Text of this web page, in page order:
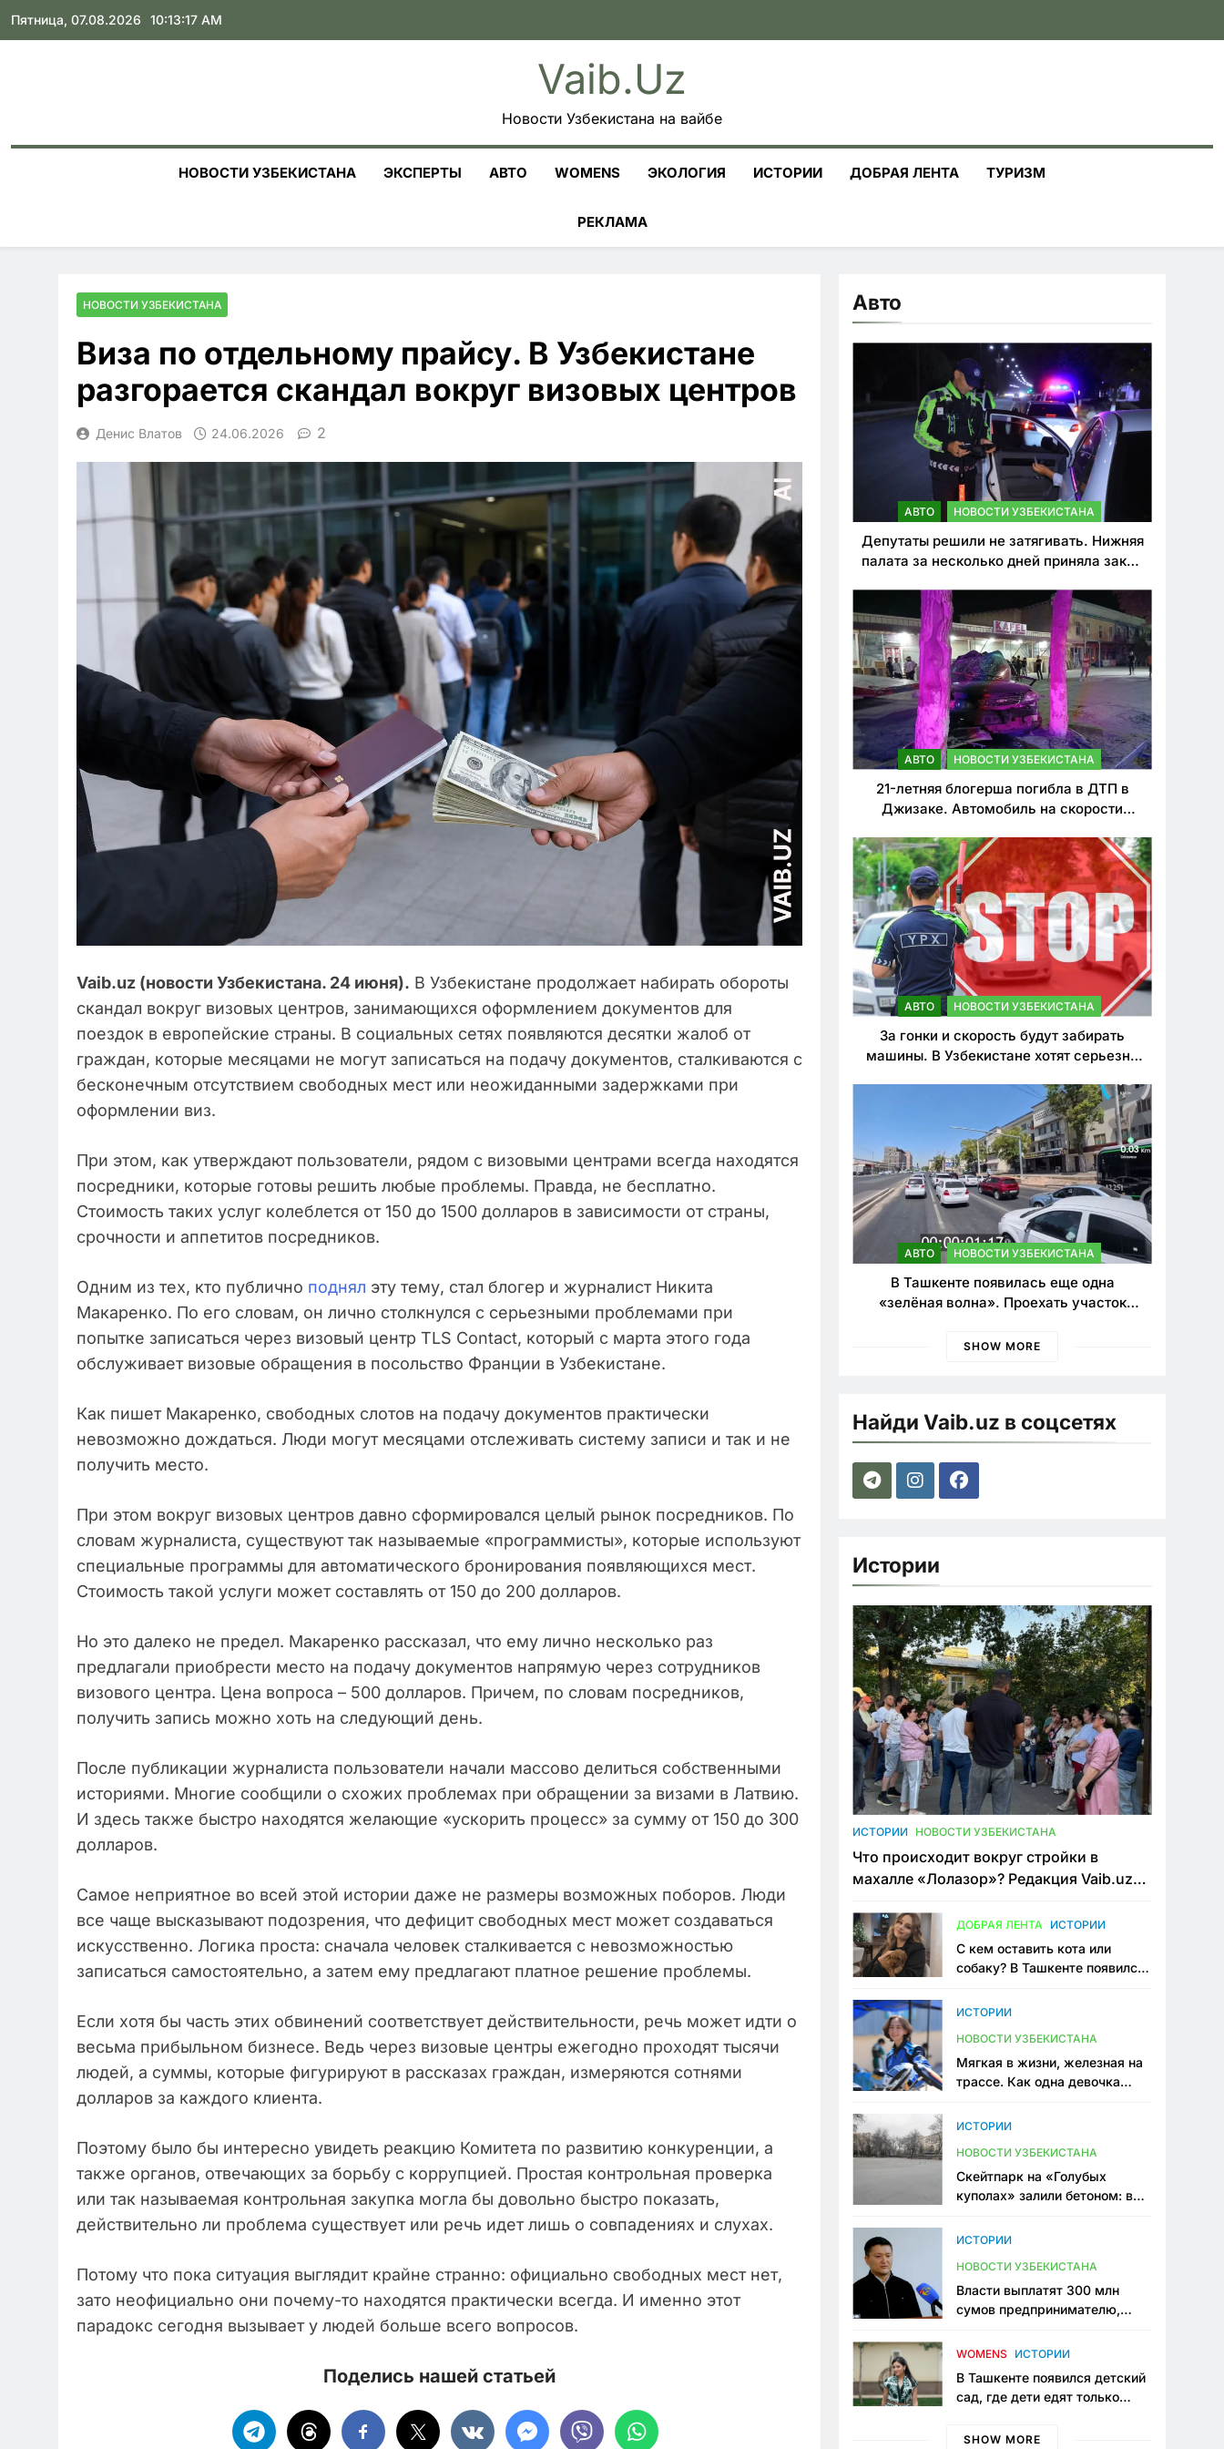
Skip
Пятница, 07.08.2026 10:13:18 AM
Vaib.uz
Новости Узбекистана на вайбе
НОВОСТИ УЗБЕКИСТАНА ЭКСПЕРТЫ АВТО WOMENS ЭКОЛОГИЯ ИСТОРИИ ДОБРАЯ ЛЕНТА ТУРИЗМ
РЕКЛАМА
НОВОСТИ УЗБЕКИСТАНА
Виза по отдельному прайсу. В Узбекистане
разгорается скандал вокруг визовых центров
Денис Влатов 24.06.2026 2
Vaib.uz (новости Узбекистана. 24 июня). В Узбекистане продолжает набирать обороты
скандал вокруг визовых центров, занимающихся оформлением документов для
поездок в европейские страны. В социальных сетях появляются десятки жалоб от
граждан, которые месяцами не могут записаться на подачу документов, сталкиваются с
бесконечным отсутствием свободных мест или неожиданными задержками при
оформлении виз.
При этом, как утверждают пользователи, рядом с визовыми центрами всегда находятся
посредники, которые готовы решить любые проблемы. Правда, не бесплатно.
Стоимость таких услуг колеблется от 150 до 1500 долларов в зависимости от страны,
срочности и аппетитов посредников.
Одним из тех, кто публично поднял эту тему, стал блогер и журналист Никита
Макаренко. По его словам, он лично столкнулся с серьезными проблемами при
попытке записаться через визовый центр TLS Contact, который с марта этого года
обслуживает визовые обращения в посольство Франции в Узбекистане.
Как пишет Макаренко, свободных слотов на подачу документов практически
невозможно дождаться. Люди могут месяцами отслеживать систему записи и так и не
получить место.
При этом вокруг визовых центров давно сформировался целый рынок посредников. По
словам журналиста, существуют так называемые «программисты», которые используют
специальные программы для автоматического бронирования появляющихся мест.
Стоимость такой услуги может составлять от 150 до 200 долларов.
Но это далеко не предел. Макаренко рассказал, что ему лично несколько раз
предлагали приобрести место на подачу документов напрямую через сотрудников
визового центра. Цена вопроса – 500 долларов. Причем, по словам посредников,
получить запись можно хоть на следующий день.
После публикации журналиста пользователи начали массово делиться собственными
историями. Многие сообщили о схожих проблемах при обращении за визами в Латвию.
И здесь также быстро находятся желающие «ускорить процесс» за сумму от 150 до 300
долларов.
Самое неприятное во всей этой истории даже не размеры возможных поборов. Люди
все чаще высказывают подозрения, что дефицит свободных мест может создаваться
искусственно. Логика проста: сначала человек сталкивается с невозможностью
записаться самостоятельно, а затем ему предлагают платное решение проблемы.
Если хотя бы часть этих обвинений соответствует действительности, речь может идти о
весьма прибыльном бизнесе. Ведь через визовые центры ежегодно проходят тысячи
людей, а суммы, которые фигурируют в рассказах граждан, измеряются сотнями
долларов за каждого клиента.
Поэтому было бы интересно увидеть реакцию Комитета по развитию конкуренции, а
также органов, отвечающих за борьбу с коррупцией. Простая контрольная проверка
или так называемая контрольная закупка могла бы довольно быстро показать,
действительно ли проблема существует или речь идет лишь о совпадениях и слухах.
Потому что пока ситуация выглядит крайне странно: официально свободных мест нет,
зато неофициально они почему-то находятся практически всегда. И именно этот
парадокс сегодня вызывает у людей больше всего вопросов.
Поделись нашей статьей
Авто
АВТО НОВОСТИ УЗБЕКИСТАНА
Депутаты решили не затягивать. Нижняя
палата за несколько дней приняла закон
нарушителей ПДД
АВТО НОВОСТИ УЗБЕКИСТАНА
21-летняя блогерша погибла в ДТП в
Джизаке. Автомобиль на скорости
АВТО НОВОСТИ УЗБЕКИСТАНА
За гонки и скорость будут забирать
машины. В Узбекистане хотят серьезно
АВТО НОВОСТИ УЗБЕКИСТАНА
В Ташкенте появилась еще одна
«зелёная волна». Проехать участок
SHOW MORE
Найди Vaib.uz в соцсетях
Истории
ИСТОРИИ НОВОСТИ УЗБЕКИСТАНА
Что происходит вокруг стройки в
махалле «Лолазор»? Редакция Vaib.uz
конфликта
ДОБРАЯ ЛЕНТА ИСТОРИИ
С кем оставить кота или
собаку? В Ташкенте появился
ИСТОРИИ
НОВОСТИ УЗБЕКИСТАНА
Мягкая в жизни, железная на
трассе. Как одна девочка
Узбекистане
ИСТОРИИ
НОВОСТИ УЗБЕКИСТАНА
Скейтпарк на «Голубых
куполах» залили бетоном: в
одно общественное
ИСТОРИИ
НОВОСТИ УЗБЕКИСТАНА
Власти выплатят 300 млн
сумов предпринимателю,
тюрьме по незаконному
WOMENS ИСТОРИИ
В Ташкенте появился детский
сад, где дети едят только
мама, которая устала просить
SHOW MORE